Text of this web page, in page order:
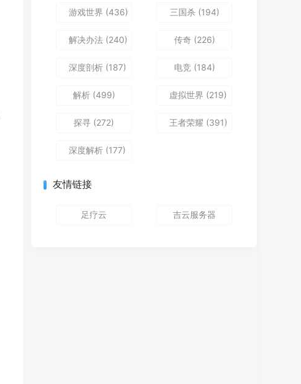
游戏世界 (436) 三国杀(194)
解决办法 (240) 传奇(226)
深度剖析 (187) 电竞(184)
解析(499) 虚拟世界 (219)
探寻 (272) 王者荣耀 (391)
深度解析 (177)
友情链接
足疗云 吉云服务器